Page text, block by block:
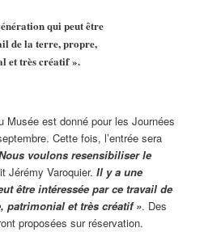
qui peut être
de la terre, propre,
et très créatif ».
Musée est donné pour les Journées
Cette fois, l’entrée sera
voulons resensibiliser le
Jérémy Varoquier. Il y a une
être intéressée par ce travail de
patrimonial et très créatif ». Des
proposées sur réservation.